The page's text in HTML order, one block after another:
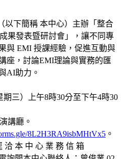
以下簡稱 本中心）主辦「整合
果發表暨研討會」，讓不同專
與 EMI 授課經驗，促進互動與
座，討論EMI理論與實務的匯
AI助力。
期三）上午8時30分至下午4時30
講廳。
8L2H3RA9isbMHtVx5 。
洽 本 中 心 業 務 信 箱